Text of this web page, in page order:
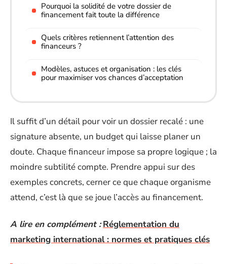
Pourquoi la solidité de votre dossier de
financement fait toute la différence
Quels critères retiennent l’attention des
financeurs ?
Modèles, astuces et organisation : les clés
pour maximiser vos chances d’acceptation
Il suffit d’un détail pour voir un dossier recalé : une
signature absente, un budget qui laisse planer un
doute. Chaque financeur impose sa propre logique ; la
moindre subtilité compte. Prendre appui sur des
exemples concrets, cerner ce que chaque organisme
attend, c’est là que se joue l’accès au financement.
A lire en complément : Réglementation du
marketing international : normes et pratiques clés